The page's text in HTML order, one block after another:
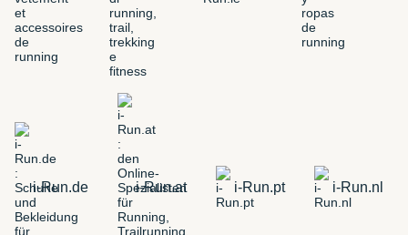
i-Run.de i-Run.at i-Run.pt i-Run.nl